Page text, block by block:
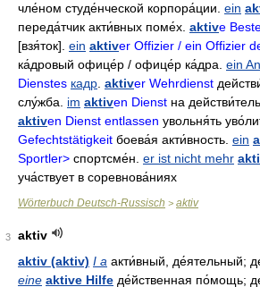
чле́ном студе́нческой корпора́ции ein
переда́тчик акти́вных поме́х aktive
[взя́ток]. ein aktiver Offizier / ein Offizier
ка́дровый офице́р / офице́р ка́дра ein
Dienstes кадр aktiver Wehrdienst
слу́жба
im aktiven Dienst на
aktiven Dienst entlassen увольня́ть
Gefechtstätigkeit боева́я акти́вность ein
Sportler> спортсме́н er ist nicht mehr
уча́ствует в соревнова́ниях
Wörterbuch Deutsch-Russisch > aktiv
3
aktiv
aktiv (aktiv) I a акти́вный, де́ятельный;
eine aktive Hilfe де́йственная по́мощь;